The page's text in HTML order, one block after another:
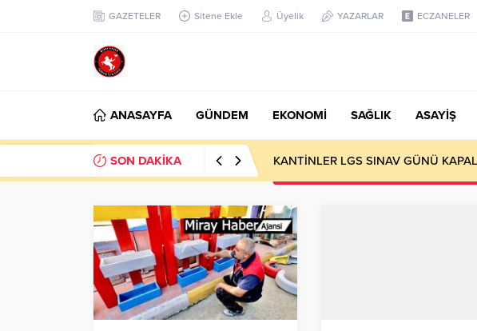
GAZETELER Sitene Ekle Üyelik YAZARLAR ECZANELER
ANASAYFA GÜNDEM EKONOMİ SAĞLIK ASAYİŞ
SON DAKİKA KANTİNLER LGS SINAV GÜNÜ